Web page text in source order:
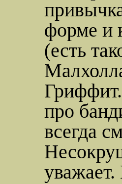
форме и
(есть
Гриффит
про
всегда